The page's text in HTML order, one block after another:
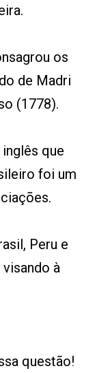
os
de Madri
(1778).
que
foi um
Peru e
à
questão!